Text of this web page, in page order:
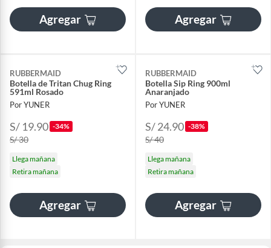
Agregar Agregar
RUBBERMAID
Botella de Tritan Chug Ring
591ml Rosado
Por YUNER
S/ 19.90 -34%
S/ 30
Llega mañana
Retira mañana
Agregar
RUBBERMAID
Botella Sip Ring 900ml
Anaranjado
Por YUNER
S/ 24.90 -38%
S/ 40
Llega mañana
Retira mañana
Agregar